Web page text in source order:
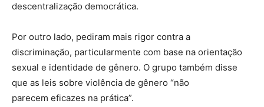
descentralização democrática.
Por outro lado, pediram mais rigor contra a
discriminação, particularmente com base na orientação
sexual e identidade de gênero. O grupo também disse
que as leis sobre violência de gênero “não
parecem eficazes na prática”.